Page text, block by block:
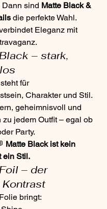
sind Matte Black &
die perfekte Wahl.
Eleganz mit
– stark,
für
Charakter und Stil.
geheimnisvoll und
zu jedem Outfit – egal ob
Party.
Matte Black ist kein
ein Stil.
– der
bringt: